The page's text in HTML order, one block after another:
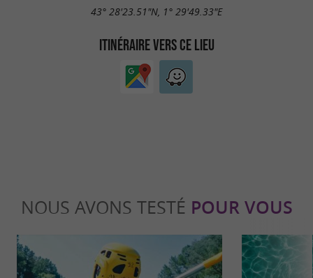
43° 28'23.51"N, 1° 29'49.33"E
ITINÉRAIRE VERS CE LIEU
NOUS AVONS TESTÉ POUR VOUS